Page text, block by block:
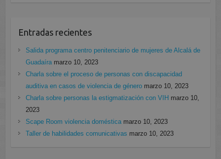
Entradas recientes
Salida programa centro penitenciario de mujeres de Alcalá de
Guadaíra marzo 10, 2023
Charla sobre el proceso de personas con discapacidad
auditiva en casos de violencia de género marzo 10, 2023
Charla sobre personas la estigmatización con VIH marzo 10,
2023
Scape Room violencia doméstica marzo 10, 2023
Taller de habilidades comunicativas marzo 10, 2023